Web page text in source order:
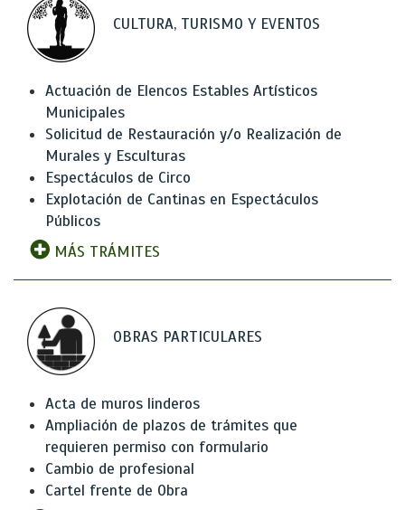
CULTURA, TURISMO Y EVENTOS
Actuación de Elencos Estables Artísticos
Municipales
Solicitud de Restauración y/o Realización de
Murales y Esculturas
Espectáculos de Circo
Explotación de Cantinas en Espectáculos
Públicos
MÁS TRÁMITES
OBRAS PARTICULARES
Acta de muros linderos
Ampliación de plazos de trámites que
requieren permiso con formulario
Cambio de profesional
Cartel frente de Obra